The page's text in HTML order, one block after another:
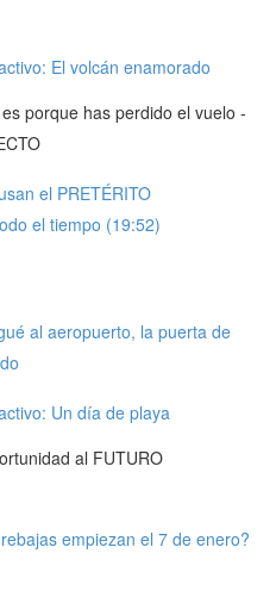
El volcán enamorado
porque has perdido el vuelo -
el PRETÉRITO
el tiempo (19:52)
al aeropuerto, la puerta de
Un día de playa
al FUTURO
empiezan el 7 de enero?